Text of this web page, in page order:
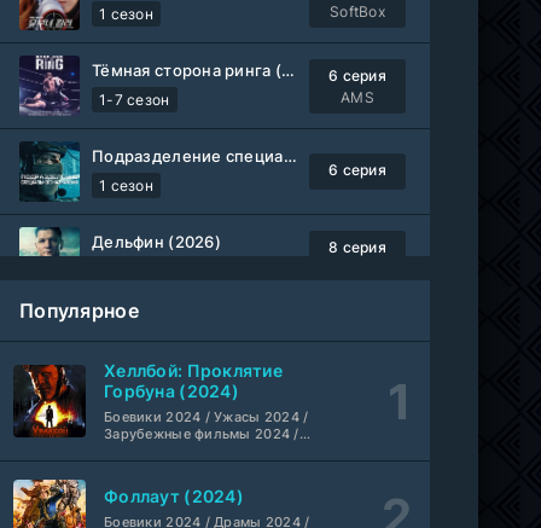
1 сезон
SoftBox
Тёмная сторона ринга (2019-2026)
1-7 сезон
6 серия
AMS
Подразделение специального назначения (2026)
1 сезон
6 серия
Дельфин (2026)
8 серия
Шугар (2026)
1-2 сезон
Укрытие (2026)
5 серия
Популярное
Хеллбой: Проклятие
Горбуна (2024)
Боевики 2024 / Ужасы 2024 /
Зарубежные фильмы 2024 /
Американские фильмы /
Фильмы смотреть /
Фоллаут (2024)
Боевики 2024 / Драмы 2024 /